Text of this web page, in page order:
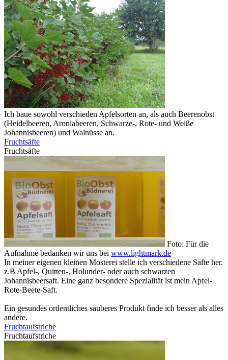
Ich baue sowohl verschieden Apfelsorten an, als auch Beerenobst
(Heidelbeeren, Aroniabeeren, Schwarze-, Rote- und Weiße
Johannisbeeren) und Walnüsse an.
Fruchtsäfte
Fruchtsäfte
Foto: Für die
Aufnahme bedanken wir uns bei www.lightmark.de
In meiner eigenen kleinen Mosterei stelle ich verschiedene Säfte her.
z.B Apfel-, Quitten-, Holunder- oder auch schwarzen
Johannisbeersaft. Eine ganz besondere Spezialität ist mein Apfel-
Rote-Beete-Saft.
Ein gesundes ordentliches sauberes Produkt finde ich besser als alles
andere.
Fruchtaufstriche
Fruchtaufstriche